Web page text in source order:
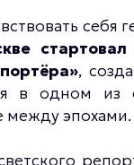
стартовал
,
в одном
между эпохами.